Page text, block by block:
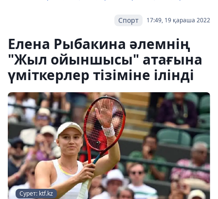
17:49, 19 қараша 2022
Спорт
Елена Рыбакина әлемнің
"Жыл ойыншысы" атағына
үміткерлер тізіміне ілінді
Сурет: ktf.kz